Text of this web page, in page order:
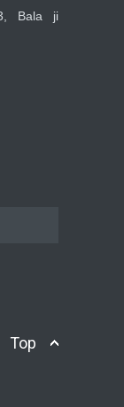
Bala ji
Top